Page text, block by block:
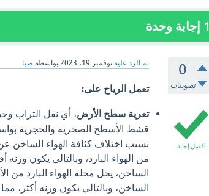
1 إجابة وحدة
0
تصويتات
تم الرد عليه نوفمبر 19، 2023 بواسطة صبا
أفضل إجابة
تعمل الرياح على:
تعرية سطح الأرض، أي نقل التراب
قشط الأسطح الصخرية والحجرية
بسبب اختلاف كثافة الهواء الساخن
من الهواء البارد، وبالتالي يكون
الساخن، يحل محله الهواء البارد من
الساخن، وبالتالي يكون وزنه أكثر،